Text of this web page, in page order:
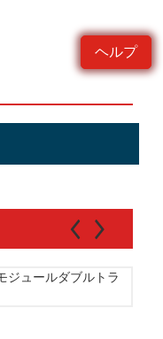
ヘルプ